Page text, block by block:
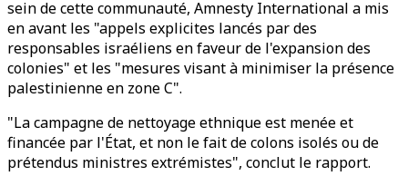
sein de cette communauté, Amnesty International a mis
en avant les "appels explicites lancés par des
responsables israéliens en faveur de l'expansion des
colonies" et les "mesures visant à minimiser la présence
palestinienne en zone C".
"La campagne de nettoyage ethnique est menée et
financée par l'État, et non le fait de colons isolés ou de
prétendus ministres extrémistes", conclut le rapport.